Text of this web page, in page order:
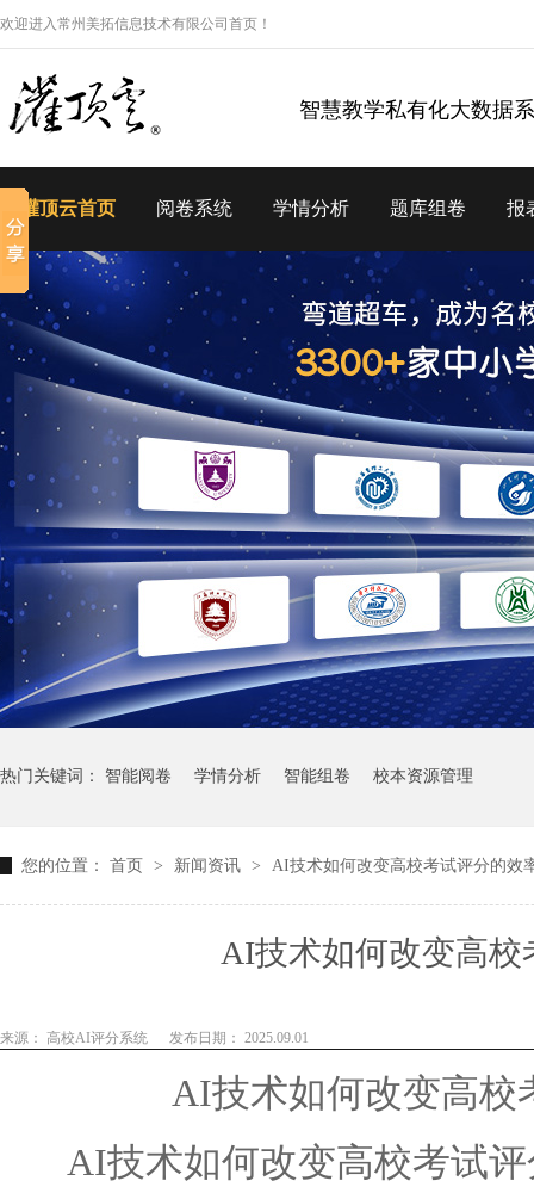
欢迎进入常州美拓信息技术有限公司首页！
智慧教学私有化大数据
灌顶云首页 阅卷系统 学情分析 题库组卷 报
热门关键词： 智能阅卷 学情分析 智能组卷 校本资源管理
您的位置： 首页 > 新闻资讯 > AI技术如何改变高校考试评分的效
AI技术如何改变高
来源： 高校AI评分系统 发布日期： 2025.09.01
AI技术如何改变高校
AI技术如何改变高校考试评